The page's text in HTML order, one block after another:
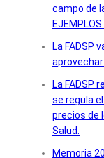
campo de
EJEMPLOS
La FADSP
La FADSP
se regula
precios de
Salud.
Memoria